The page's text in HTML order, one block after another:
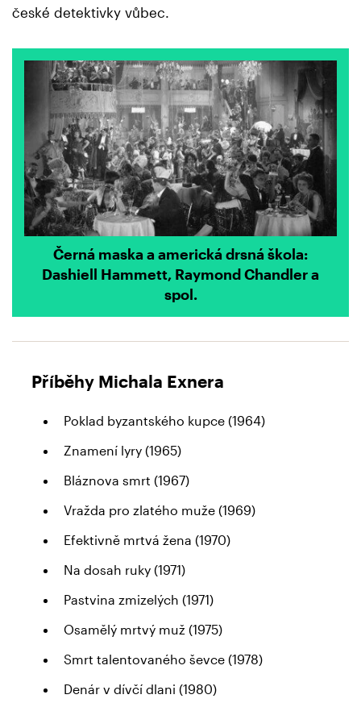
české detektivky vůbec.
Černá maska a americká drsná škola:
Dashiell Hammett, Raymond Chandler a
spol.
Příběhy Michala Exnera
Poklad byzantského kupce (1964)
Znamení lyry (1965)
Bláznova smrt (1967)
Vražda pro zlatého muže (1969)
Efektivně mrtvá žena (1970)
Na dosah ruky (1971)
Pastvina zmizelých (1971)
Osamělý mrtvý muž (1975)
Smrt talentovaného ševce (1978)
Denár v dívčí dlani (1980)